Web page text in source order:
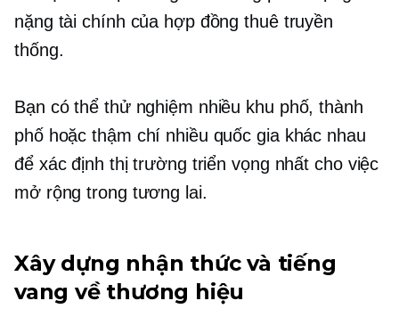
nặng tài chính của hợp đồng thuê truyền
thống.
Bạn có thể thử nghiệm nhiều khu phố, thành
phố hoặc thậm chí nhiều quốc gia khác nhau
để xác định thị trường triển vọng nhất cho việc
mở rộng trong tương lai.
Xây dựng nhận thức và tiếng
vang về thương hiệu